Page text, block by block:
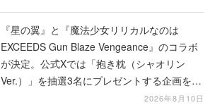
『星の翼』と『魔法少女リリカルなのは
EXCEEDS Gun Blaze Vengeance』のコラボ
が決定。公式Xでは「抱き枕（シャオリン
Ver.）」を抽選3名にプレゼントする企画を実
2026年8月10日